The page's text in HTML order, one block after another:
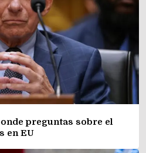
preguntas sobre el
en EU